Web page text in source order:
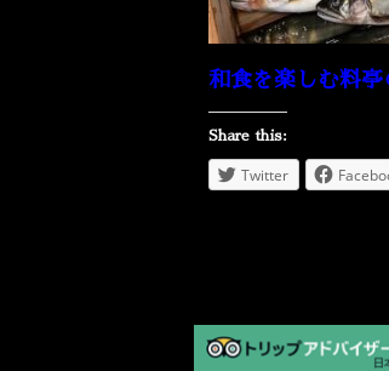
和食を楽しむ料亭
Share this:
Twitter